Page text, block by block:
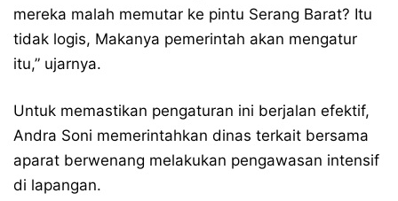
mereka malah memutar ke pintu Serang Barat? Itu
tidak logis, Makanya pemerintah akan mengatur
itu,” ujarnya.
Untuk memastikan pengaturan ini berjalan efektif,
Andra Soni memerintahkan dinas terkait bersama
aparat berwenang melakukan pengawasan intensif
di lapangan.